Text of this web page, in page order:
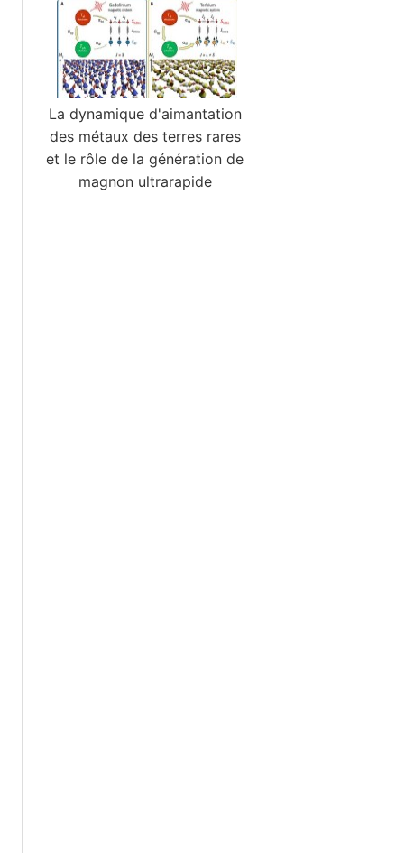
La dynamique d'aimantation
des métaux des terres rares
et le rôle de la génération de
magnon ultrarapide